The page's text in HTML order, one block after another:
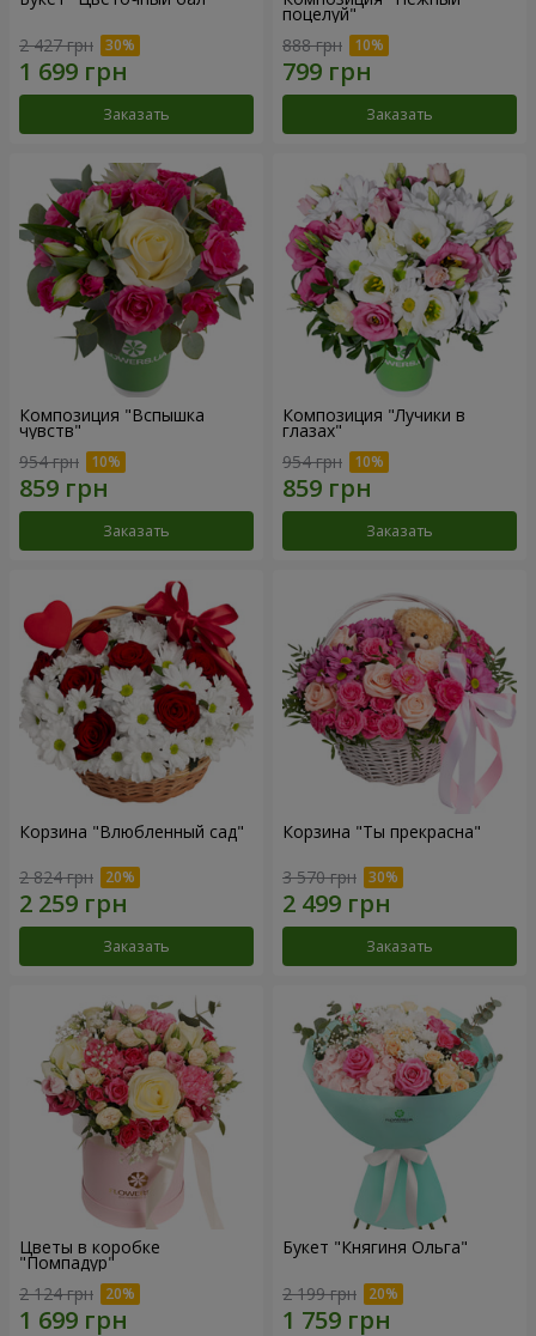
2 427 грн
Заказать
поцелуй"
888 грн
Заказать
Композиция "Вспышка
чувств"
954 грн
Заказать
Композиция "Лучики в
глазах"
954 грн
Заказать
Корзина "Влюбленный сад"
2 824 грн
Заказать
Корзина "Ты прекрасна"
3 570 грн
Заказать
Цветы в коробке
"Помпадур"
2 124 грн
Букет "Княгиня Ольга"
2 199 грн